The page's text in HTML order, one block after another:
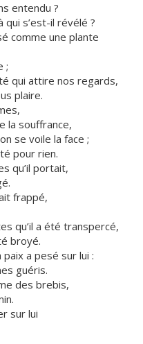
entendu ?
qui s’est-il révélé ?
comme une plante
;
qui attire nos regards,
plaire.
la souffrance,
se voile la face ;
pour rien.
qu’il portait,
frappé,
qu’il a été transpercé,
broyé.
a pesé sur lui :
guéris.
des brebis,
sur lui